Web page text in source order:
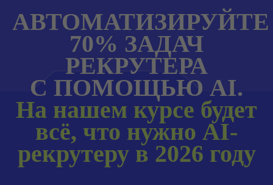
70% ЗАДАЧ
РЕКРУТЕРА
С ПОМОЩЬЮ AI.
На нашем курсе будет
всё, что нужно AI-
рекрутеру в 2026 году
AI-сорсинг нового
AI-оценка
кандидатов
за минуты
Мгновенный анализ резюме, навыков, рисков
и соответствия вакансии